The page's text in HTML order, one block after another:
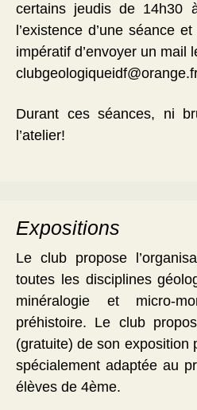
certains jeudis de 14h30
l’existence d’une séance
impératif d’envoyer un mail
Durant ces séances, ni
l’atelier!
Expositions
Le club propose
toutes les disciplines
minéralogie et micro-
préhistoire. Le club
(gratuite) de son exposition
spécialement adaptée au
élèves de 4ème.